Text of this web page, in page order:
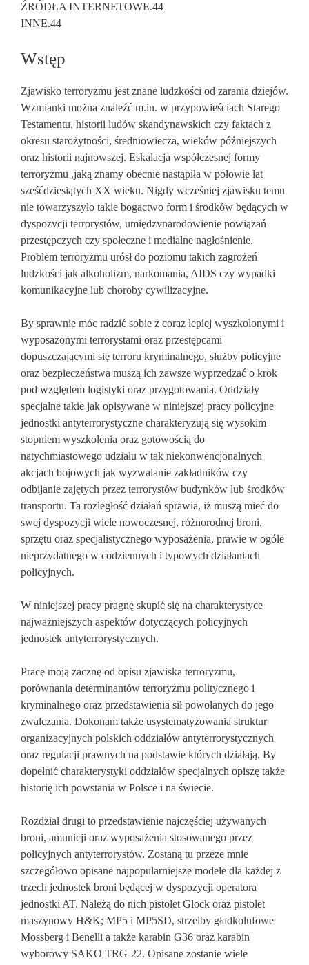
ŹRÓDŁA INTERNETOWE.44
INNE.44
Wstęp
Zjawisko terroryzmu jest znane ludzkości od zarania dziejów.
Wzmianki można znaleźć m.in. w przypowieściach Starego
Testamentu, historii ludów skandynawskich czy faktach z
okresu starożytności, średniowiecza, wieków późniejszych
oraz historii najnowszej. Eskalacja współczesnej formy
terroryzmu ,jaką znamy obecnie nastąpiła w połowie lat
sześćdziesiątych XX wieku. Nigdy wcześniej zjawisku temu
nie towarzyszyło takie bogactwo form i środków będących w
dyspozycji terrorystów, umiędzynarodowienie powiązań
przestępczych czy społeczne i medialne nagłośnienie.
Problem terroryzmu urósł do poziomu takich zagrożeń
ludzkości jak alkoholizm, narkomania, AIDS czy wypadki
komunikacyjne lub choroby cywilizacyjne.
By sprawnie móc radzić sobie z coraz lepiej wyszkolonymi i
wyposażonymi terrorystami oraz przestępcami
dopuszczającymi się terroru kryminalnego, służby policyjne
oraz bezpieczeństwa muszą ich zawsze wyprzedzać o krok
pod względem logistyki oraz przygotowania. Oddziały
specjalne takie jak opisywane w niniejszej pracy policyjne
jednostki antyterrorystyczne charakteryzują się wysokim
stopniem wyszkolenia oraz gotowością do
natychmiastowego udziału w tak niekonwencjonalnych
akcjach bojowych jak wyzwalanie zakładników czy
odbijanie zajętych przez terrorystów budynków lub środków
transportu. Ta rozległość działań sprawia, iż muszą mieć do
swej dyspozycji wiele nowoczesnej, różnorodnej broni,
sprzętu oraz specjalistycznego wyposażenia, prawie w ogóle
nieprzydatnego w codziennych i typowych działaniach
policyjnych.
W niniejszej pracy pragnę skupić się na charakterystyce
najważniejszych aspektów dotyczących policyjnych
jednostek antyterrorystycznych.
Pracę moją zacznę od opisu zjawiska terroryzmu,
porównania determinantów terroryzmu politycznego i
kryminalnego oraz przedstawienia sił powołanych do jego
zwalczania. Dokonam także usystematyzowania struktur
organizacyjnych polskich oddziałów antyterrorystycznych
oraz regulacji prawnych na podstawie których działają. By
dopełnić charakterystyki oddziałów specjalnych opiszę także
historię ich powstania w Polsce i na świecie.
Rozdział drugi to przedstawienie najczęściej używanych
broni, amunicji oraz wyposażenia stosowanego przez
policyjnych antyterrorystów. Zostaną tu przeze mnie
szczegółowo opisane najpopularniejsze modele dla każdej z
trzech jednostek broni będącej w dyspozycji operatora
jednostki AT. Należą do nich pistolet Glock oraz pistolet
maszynowy H&K; MP5 i MP5SD, strzelby gładkolufowe
Mossberg i Benelli a także karabin G36 oraz karabin
wyborowy SAKO TRG-22. Opisane zostanie wiele